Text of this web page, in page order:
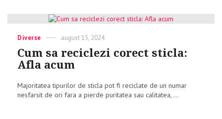
Categories
Diverse
Posted
august 15, 2024
Cum sa reciclezi corect sticla:
Afla acum
Majoritatea tipurilor de sticla pot fi reciclate de un numar
nesfarsit de ori fara a pierde puritatea sau calitatea, ...